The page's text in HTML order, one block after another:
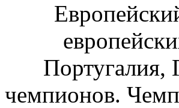
Португалия,
чемпионов.